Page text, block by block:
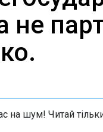
не
на шум! Читай